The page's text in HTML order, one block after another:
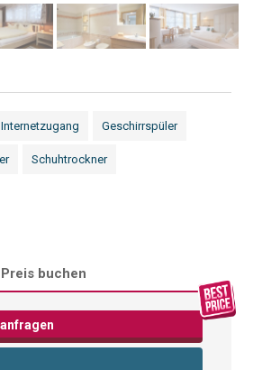
Internetzugang Geschirrspüler
Schuhtrockner
buchen